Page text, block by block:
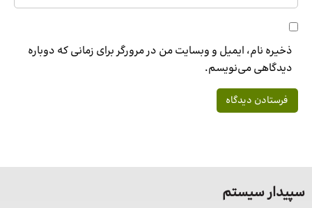
ذخیره نام، ایمیل و وبسایت من در مرورگر برای زمانی که دوباره
دیدگاهی می‌نویسم.
سپیدار سیستم